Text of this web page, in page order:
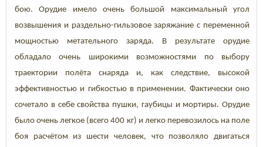
бою. Орудие имело очень большой максимальный угол
возвышения и раздельно-гильзовое заряжание с переменной
мощностью метательного заряда. В результате орудие
обладало очень широкими возможностями по выбору
траектории полёта снаряда и, как следствие, высокой
эффективностью и гибкостью в применении. Фактически оно
сочетало в себе свойства пушки, гаубицы и мортиры. Орудие
было очень легкое (всего 400 кг) и легко перевозилось на поле
боя расчётом из шести человек, что позволяло двигаться